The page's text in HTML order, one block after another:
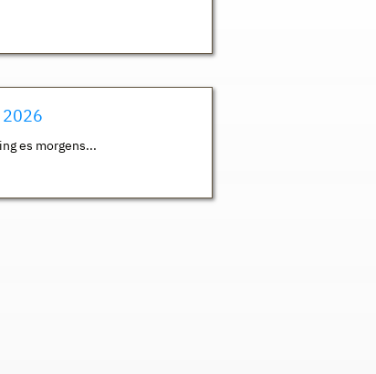
2026
es morgens...